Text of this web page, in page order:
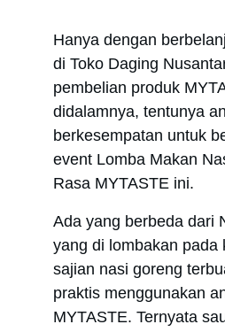
Hanya dengan
di Toko Daging
pembelian produk
didalamnya, tentunya
berkesempatan untuk
event Lomba Makan
Rasa MYTASTE ini.
Ada yang berbeda dari
yang di lombakan pada
sajian nasi goreng
praktis menggunakan
MYTASTE. Ternyata